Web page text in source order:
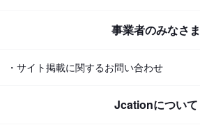
事業者のみなさま
・サイト掲載に関するお問い合わせ
Jcationについて